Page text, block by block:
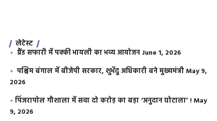
लेटेस्ट
ग्रैंड सफारी में पक्की भायली का भव्य आयोजन June 1, 2026
पश्चिम बंगाल में बीजेपी सरकार, शुभेंदु अधिकारी बने मुख्यमंत्रीMay 9,
2026
​पिंजरापोल गौशाला में सवा दो करोड़ का बड़ा ‘अनुदान घोटाला’ !May
9, 2026